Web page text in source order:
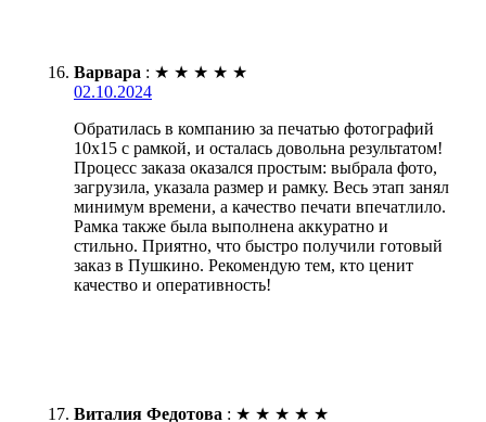
Варвара : ★ ★ ★ ★ ★
02.10.2024
Обратилась в компанию за печатью фотографий
10х15 с рамкой, и осталась довольна результатом!
Процесс заказа оказался простым: выбрала фото,
загрузила, указала размер и рамку. Весь этап занял
минимум времени, а качество печати впечатлило.
Рамка также была выполнена аккуратно и
стильно. Приятно, что быстро получили готовый
заказ в Пушкино. Рекомендую тем, кто ценит
качество и оперативность!
Виталия Федотова : ★ ★ ★ ★ ★